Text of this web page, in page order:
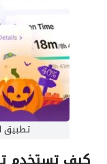
تطبيق FamiSafe: AI Parental Control